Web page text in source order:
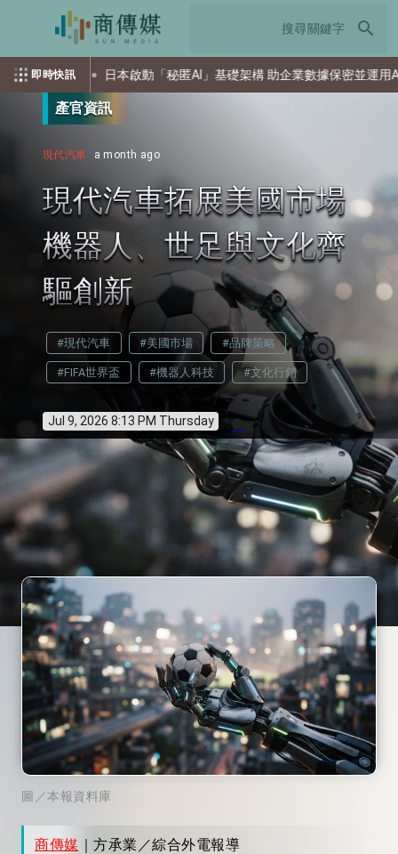
search
即時快訊日本啟動「秘匿AI」基礎架構 助企業數據保密並運用AI
產官資訊
現代汽車 a month ago
現代汽車拓展美國市場
機器人、世足與文化齊
驅創新
#現代汽車 #美國市場 #品牌策略
#FIFA世界盃 #機器人科技 #文化行銷
Jul 9, 2026 8:13 PM Thursday info
圖／本報資料庫
商傳媒 ｜方承業／綜合外電報導